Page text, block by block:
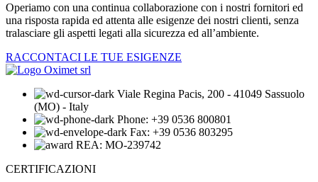
Operiamo con una continua collaborazione con i nostri fornitori ed
una risposta rapida ed attenta alle esigenze dei nostri clienti, senza
tralasciare gli aspetti legati alla sicurezza ed all’ambiente.
RACCONTACI LE TUE ESIGENZE
Viale Regina Pacis, 200 - 41049 Sassuolo
(MO) - Italy
Phone: +39 0536 800801
Fax: +39 0536 803295
REA: MO-239742
CERTIFICAZIONI